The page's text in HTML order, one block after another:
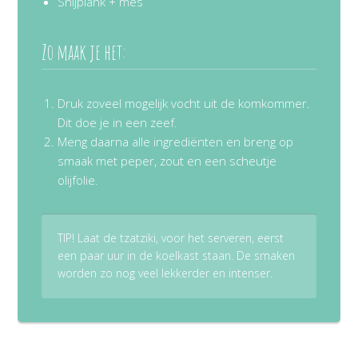
Zo maak je het:
Druk zoveel mogelijk vocht uit de komkommer.
Dit doe je in een zeef.
Meng daarna alle ingrediënten en breng op
smaak met peper, zout en een scheutje
olijfolie.
TIP! Laat de tzatziki, voor het serveren, eerst
een paar uur in de koelkast staan. De smaken
worden zo nog veel lekkerder en intenser.